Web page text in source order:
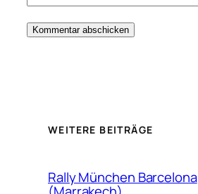
WEITERE BEITRÄGE
Rally München Barcelona